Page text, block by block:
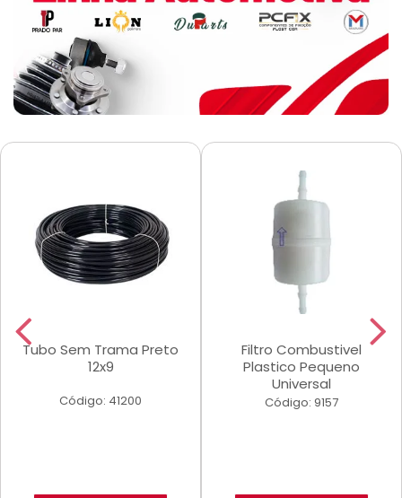
Tubo Sem Trama Preto
12x9
Código: 41200
Filtro Combustivel
Plastico Pequeno
Universal
Código: 9157